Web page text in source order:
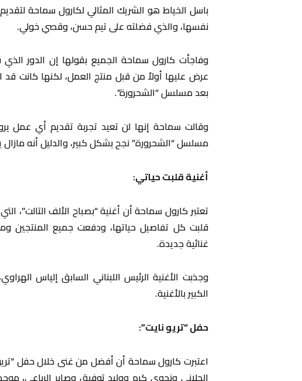
باسل الخياط هو الشريك المثالي لكارول سماحة لتقديم
نفسها، والذي فضلته على تيم حسن، وقصي خولي.
وفاجأت كارول سماحة الجميع بقولها إن الدور
عرض عليها أولاً من قبل منتج العمل، لكنها كانت قد
بعد مسلسل “الشحرورة”.
وقالت سماحة إنها لن تعيد تجربة تقديم أي عمل
مسلسل “الشحرورة” نجح بشكل كبير، والدليل أنه
أغنية قلبت حياتي:
تعتبر كارول سماحة أن أغنية “بصباح الألف التالت”،
قلبت كل تفاصيل حياتها، ودفعت جميع المنتجين
غنائية جديدة.
وجذبت الأغنية الرئيس اللبناني السابق إلياس
الكبير بالأغنية.
حفل “تريو نايت”:
اعتبرت كارول سماحة أن أفضل من غنى خلال حفل
الحلاني ونجوى كرم ووليد توفيق وصابر الرباعي،